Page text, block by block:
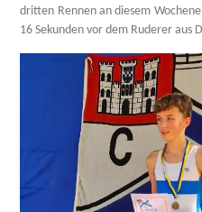
dritten Rennen an diesem
16 Sekunden vor dem Ruderer aus